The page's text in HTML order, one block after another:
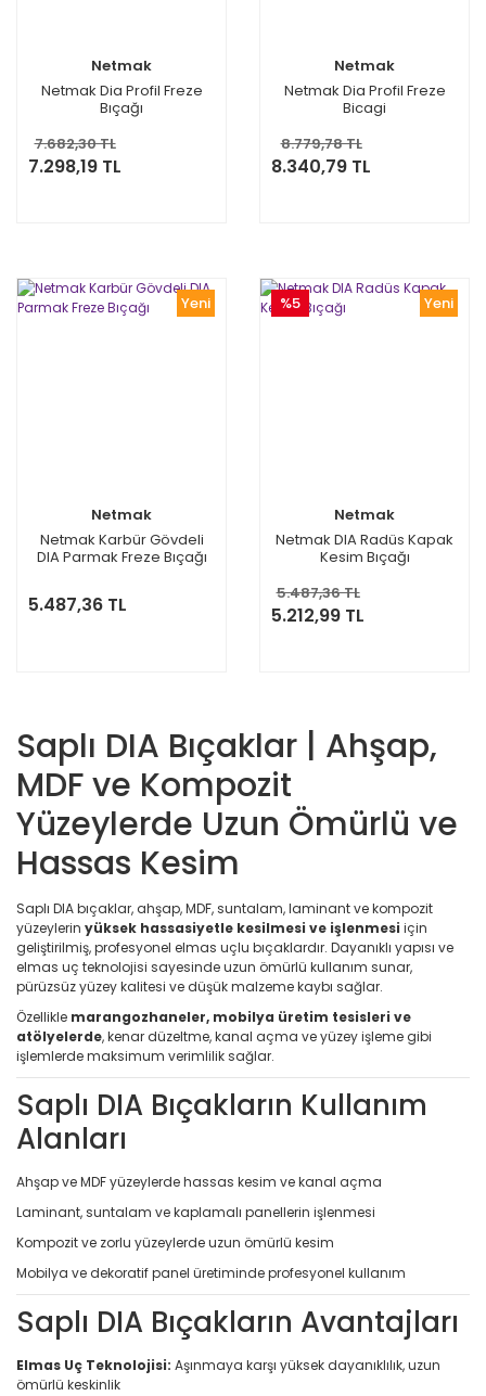
Netmak
Netmak Dia Profil Freze
Bıçağı
7.682,30 TL
7.298,19 TL
Netmak
Netmak Dia Profil Freze
Bicagi
8.779,78 TL
8.340,79 TL
Yeni
Netmak
Netmak Karbür Gövdeli
DIA Parmak Freze Bıçağı
5.487,36 TL
Yeni
%5
Netmak
Netmak DIA Radüs Kapak
Kesim Bıçağı
5.487,36 TL
5.212,99 TL
Saplı DIA Bıçaklar | Ahşap,
MDF ve Kompozit
Yüzeylerde Uzun Ömürlü ve
Hassas Kesim
Saplı DIA bıçaklar, ahşap, MDF, suntalam, laminant ve kompozit
yüzeylerin yüksek hassasiyetle kesilmesi ve işlenmesi için
geliştirilmiş, profesyonel elmas uçlu bıçaklardır. Dayanıklı yapısı ve
elmas uç teknolojisi sayesinde uzun ömürlü kullanım sunar,
pürüzsüz yüzey kalitesi ve düşük malzeme kaybı sağlar.
Özellikle marangozhaneler, mobilya üretim tesisleri ve
atölyelerde, kenar düzeltme, kanal açma ve yüzey işleme gibi
işlemlerde maksimum verimlilik sağlar.
Saplı DIA Bıçakların Kullanım
Alanları
Ahşap ve MDF yüzeylerde hassas kesim ve kanal açma
Laminant, suntalam ve kaplamalı panellerin işlenmesi
Kompozit ve zorlu yüzeylerde uzun ömürlü kesim
Mobilya ve dekoratif panel üretiminde profesyonel kullanım
Saplı DIA Bıçakların Avantajları
Elmas Uç Teknolojisi: Aşınmaya karşı yüksek dayanıklılık, uzun
ömürlü keskinlik